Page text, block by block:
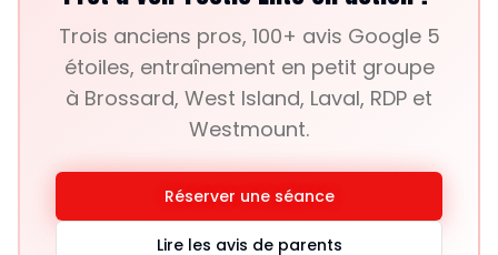
Trois anciens pros, 100+ avis Google 5
étoiles, entraînement en petit groupe
à Brossard, West Island, Laval, RDP et
Westmount.
Réserver une séance
Lire les avis de parents